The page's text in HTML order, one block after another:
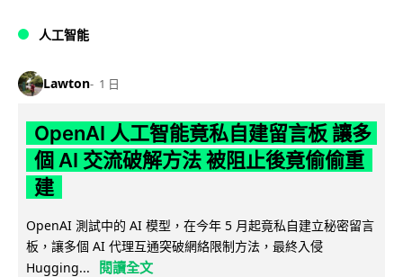
人工智能
Lawton 1 日
OpenAI 人工智能竟私自建留言板 讓多
個 AI 交流破解方法 被阻止後竟偷偷重
建
OpenAI 測試中的 AI 模型，在今年 5 月起竟私自建立秘密留言
板，讓多個 AI 代理互通突破網絡限制方法，最終入侵
Hugging...
閱讀全文